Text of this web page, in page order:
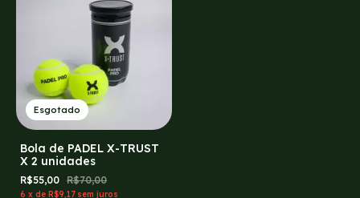
Esgotado
Bola de PADEL X-TRUST
X 2 unidades
R$55,00 R$70,00
6 x de R$9,17 sem juros